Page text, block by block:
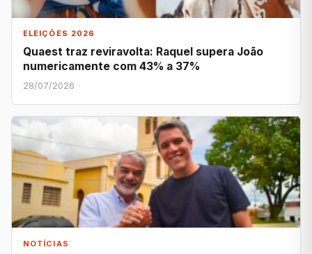
ELEIÇÕES 2026
Quaest traz reviravolta: Raquel supera João
numericamente com 43% a 37%
28/07/2026
NOTÍCIAS